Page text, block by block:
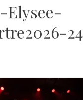
Elysee-
24